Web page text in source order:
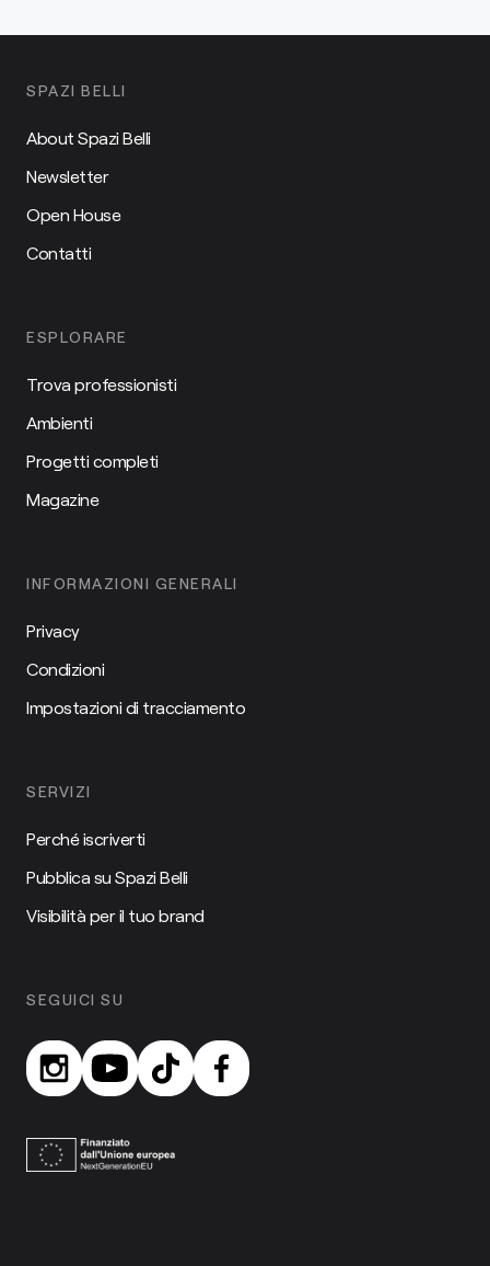
SPAZI BELLI
About Spazi Belli
Newsletter
Open House
Contatti
ESPLORARE
Trova professionisti
Ambienti
Progetti completi
Magazine
INFORMAZIONI GENERALI
Privacy
Condizioni
Impostazioni di tracciamento
SERVIZI
Perché iscriverti
Pubblica su Spazi Belli
Visibilità per il tuo brand
SEGUICI SU